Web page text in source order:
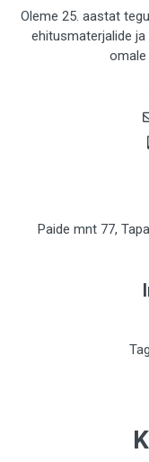
Oleme 25. aastat
ehitusmaterjalide
omale
Paide mnt 77,